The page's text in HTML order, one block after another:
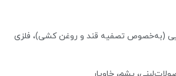
(به‌‌خصوص تصفیه قند و روغن‌ کشی)، فلزی
پشم، خاویار